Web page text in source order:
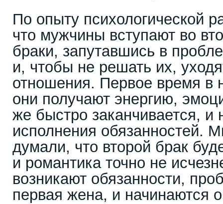
По опыту психологической
что мужчины вступают во
браки, запутавшись в
и, чтобы не решать их,
отношения. Первое время в
они получают энергию,
же быстро заканчивается, и
исполнения обязанностей.
думали, что второй брак
и романтика точно не
возникают обязанности,
первая жена, и начинаются